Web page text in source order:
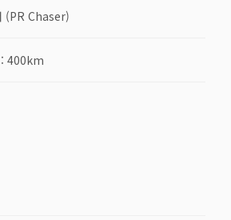
(PR Chaser)
400km